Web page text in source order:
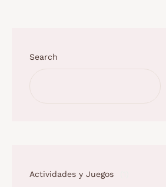
Search
Actividades y Juegos